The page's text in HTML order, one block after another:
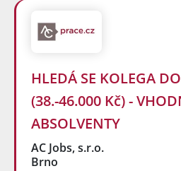
HLEDÁ SE KOLEGA
(38.-46.000 Kč) -
ABSOLVENTY
AC Jobs, s.r.o.
Brno